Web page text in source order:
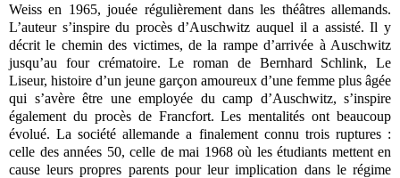
Weiss en 1965, jouée régulièrement dans les théâtres allemands.
L’auteur s’inspire du procès d’Auschwitz auquel il a assisté. Il y
décrit le chemin des victimes, de la rampe d’arrivée à Auschwitz
jusqu’au four crématoire. Le roman de Bernhard Schlink, Le
Liseur, histoire d’un jeune garçon amoureux d’une femme plus âgée
qui s’avère être une employée du camp d’Auschwitz, s’inspire
également du procès de Francfort. Les mentalités ont beaucoup
évolué. La société allemande a finalement connu trois ruptures :
celle des années 50, celle de mai 1968 où les étudiants mettent en
cause leurs propres parents pour leur implication dans le régime